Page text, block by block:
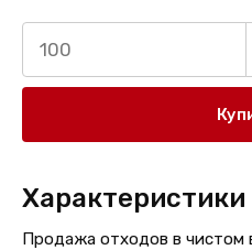
Характеристики
Продажа отходов в чистом